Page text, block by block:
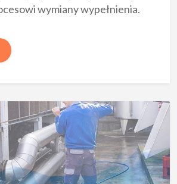
wymiany wypełnienia.